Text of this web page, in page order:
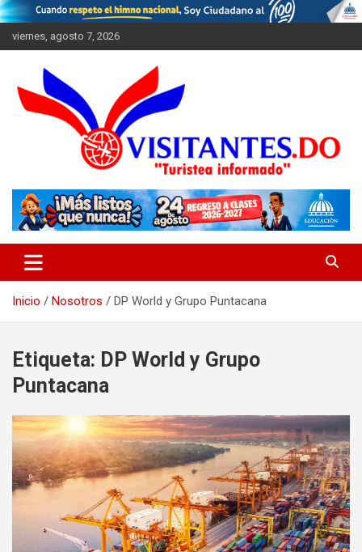
Saltar
al
contenido
viernes, agosto 7, 2026
Visitantes
Inicio Nosotros DP World y Grupo Puntacana
Etiqueta: DP World y Grupo
Puntacana